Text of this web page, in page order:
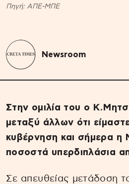
Πηγή: ΑΠΕ-ΜΠΕ
Newsroom
Στην ομιλία του ο
μεταξύ άλλων ότι
κυβέρνηση και σήμερα η
ποσοστά υπερδιπλάσια
Σε απευθείας μετάδοση